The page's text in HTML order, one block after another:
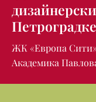
Петроградке
ЖК «Европа
Академика